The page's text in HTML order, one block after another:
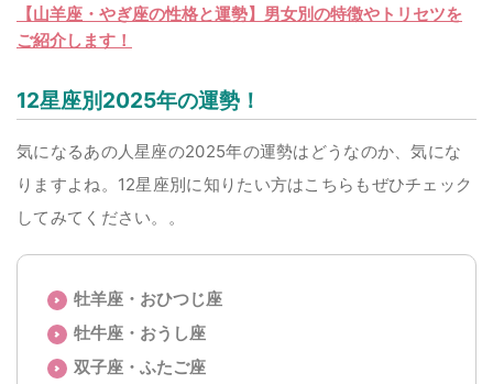
【山羊座・やぎ座の性格と運勢】男女別の特徴やトリセツを
ご紹介します！
12星座別2025年の運勢！
気になるあの人星座の2025年の運勢はどうなのか、気にな
りますよね。12星座別に知りたい方はこちらもぜひチェック
してみてください。。
牡羊座・おひつじ座
牡牛座・おうし座
双子座・ふたご座